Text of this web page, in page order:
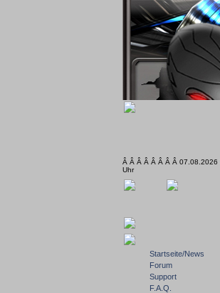
Â Â Â Â Â Â Â Â 07.08.2026
Uhr
Startseite/News
Forum
Support
F.A.Q.